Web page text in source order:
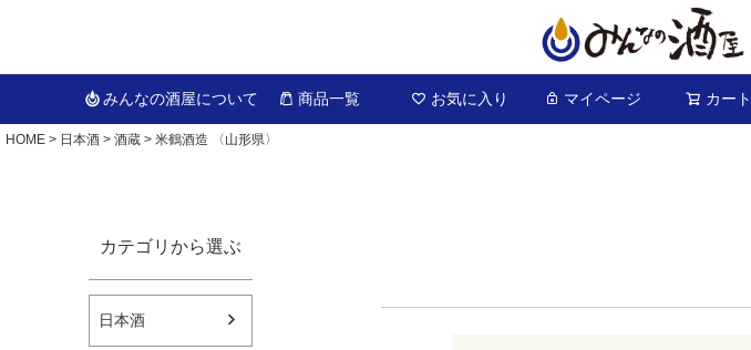
みんなの酒屋について 商品一覧 お気に入り マイページ カート
HOME 日本酒 酒蔵 米鶴酒造 〈山形県〉
カテゴリから選ぶ
日本酒